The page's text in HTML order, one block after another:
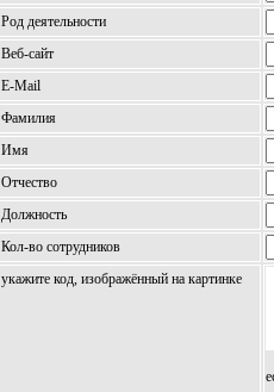
Род деятельности
Веб-сайт
E-Mail
Фамилия
Имя
Отчество
Должность
Кол-во сотрудников
укажите код, изображённый на картинке